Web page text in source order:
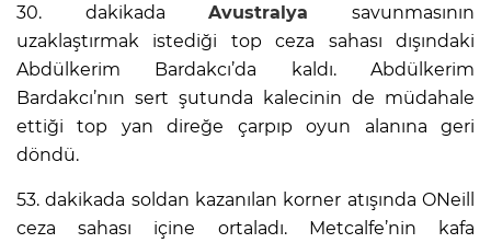
30. dakikadaAvustralya savunmasının
uzaklaştırmak istediği top ceza sahası dışındaki
Abdülkerim Bardakcı’da kaldı. Abdülkerim
Bardakcı’nın sert şutunda kalecinin de müdahale
ettiği top yan direğe çarpıp oyun alanına geri
döndü.
53. dakikada soldan kazanılan korner atışında ONeill
ceza sahası içine ortaladı. Metcalfe’nin kafa